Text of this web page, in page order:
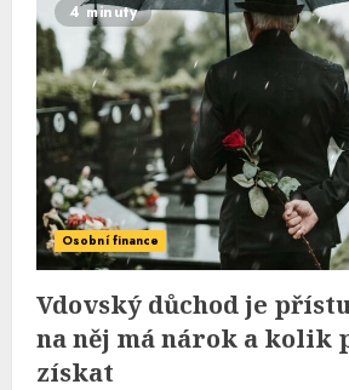
4 minuty
Osobní finance
Vdovský důchod je
na něj má nárok a kolik
získat